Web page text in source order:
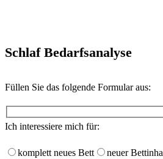
Schlaf Bedarfsanalyse
Füllen Sie das folgende Formular aus:
Ich interessiere mich für:
komplett neues Bett
neuer